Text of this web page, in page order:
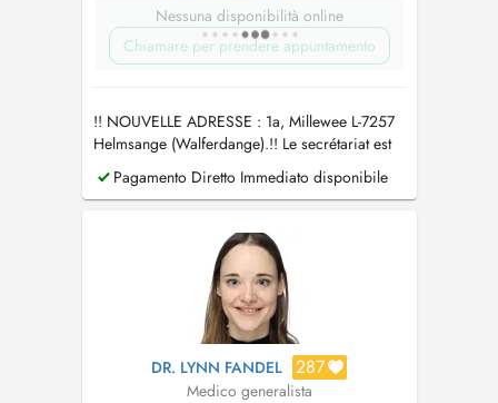
Nessuna disponibilità online
Chiamare per prendere appuntamento
!! NOUVELLE ADRESSE : 1a, Millewee L-7257
Helmsange (Walferdange).!! Le secrétariat est
ouvert du lundi au vendredi de 7h30 à 11h30 et
le mercredi de 13h à 17h au +352 26 00 86
Pagamento Diretto Immediato disponibile
DR. LYNN FANDEL 287
Medico generalista